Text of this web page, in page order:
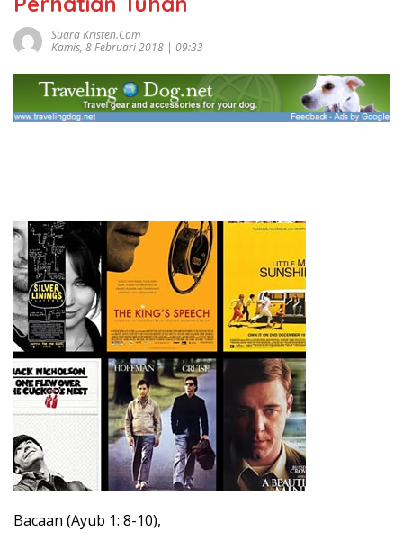
Suara Kristen.com
Kamis, 8 Februari 2018 | 09:33
Bacaan (Ayub 1: 8-10),